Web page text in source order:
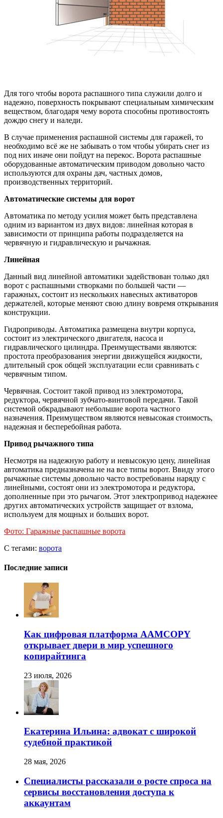
Для того чтобы ворота распашного типа служили долго и
надежно, поверхность покрывают специальным химическим
веществом, благодаря чему ворота способны противостоять
дождю снегу и наледи.
В случае применения распашной системы для гаражей, то
необходимо всё же не забывать о том чтобы убирать снег из
под них иначе они пойдут на перекос. Ворота распашные
оборудованные автоматическим приводом довольно часто
используются для охраны дач, частных домов,
производственных территорий.
Автоматические системы для ворот
Автоматика по методу усилия может быть представлена
одним из вариантом из двух видов: линейная которая в
зависимости от принципа работы подразделяется на
червячную и гидравлическую и рычажная.
Линейная
Данный вид линейной автоматики задействован только дял
ворот с распашными створками по большей части —
гаражных, состоит из нескольких навесных активаторов
держателей, которые меняют свою длину вовремя открывания
конструкции.
Гидроприводы. Автоматика размещена внутри корпуса,
состоит из электрического двигателя, насоса и
гидравлического цилиндра. Преимуществами являются:
простота преобразования энергии движущейся жидкости,
длительный срок общей эксплуатации если сравнивать с
червячным типом.
Червячная. Состоит такой привод из электромотора,
редуктора, червячной зубчато-винтовой передачи. Такой
системой обкрадывают небольшие ворота частного
назначения. Преимуществом являются невысокая стоимость,
надежная и бесперебойная работа.
Привод рычажного типа
Несмотря на надежную работу и невысокую цену, линейная
автоматика предназначена не на все типы ворот. Ввиду этого
рычажные системы довольно часто востребованы наряду с
линейными, состоят они из электромотора и редуктора,
дополненные при это рычагом. Этот электропривод надежнее
других автоматических устройств защищает от взлома,
используем для мощных и больших ворот.
Фото: Гаражные распашные ворота
С тегами: ворота
Последние записи
Как цифровая платформа AAMCOPY
открывает двери в мир успешного
копирайтинга
23 июля, 2026
Екатерина Ильина: адвокат с широкой
судебной практикой
28 мая, 2026
Специалисты рассказали о росте спроса на
сервисы восстановления доступа к
аккаунтам